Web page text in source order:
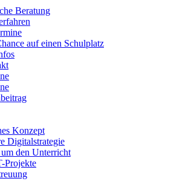
Beratung
auf einen Schulplatz
Konzept
Digitalstrategie
den Unterricht
Projekte